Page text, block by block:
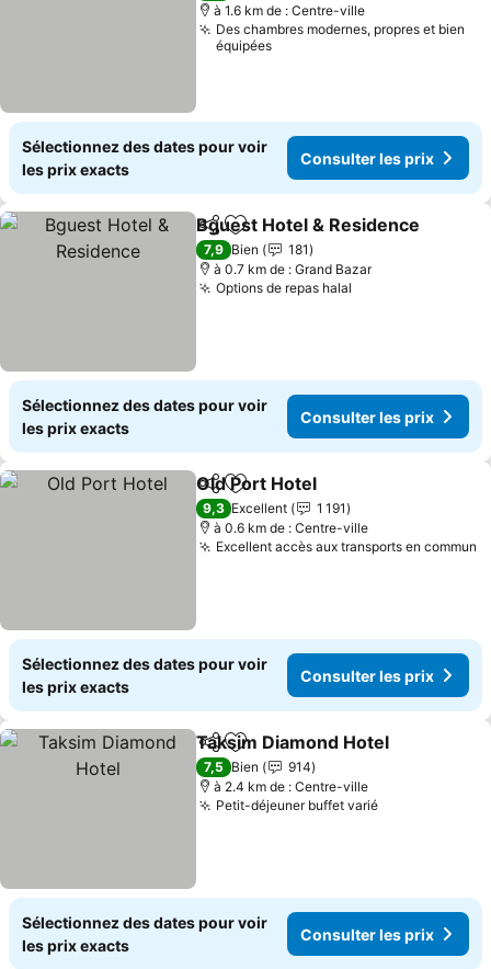
à 1.6 km de : Centre-ville
Des chambres modernes, propres et bien
équipées
Sélectionnez des dates pour voir
les prix exacts
Consulter les prix
PartagerAjouter à mes favoris
Bguest Hotel & Residence
7,9 Bien
181
à 0.7 km de : Grand Bazar
Options de repas halal
Sélectionnez des dates pour voir
les prix exacts
Consulter les prix
PartagerAjouter à mes favoris
Old Port Hotel
9,3 Excellent
1 191
à 0.6 km de : Centre-ville
Excellent accès aux transports en commun
Sélectionnez des dates pour voir
les prix exacts
Consulter les prix
PartagerAjouter à mes favoris
Taksim Diamond Hotel
7,5 Bien
914
à 2.4 km de : Centre-ville
Petit-déjeuner buffet variéConsulter
Sélectionnez des dates pour voir
les prix exacts
Consulter les prix